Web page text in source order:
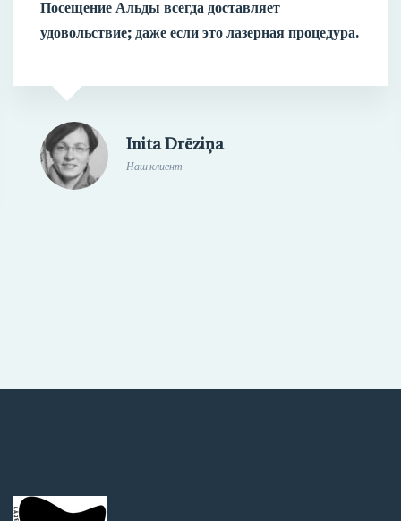
Профессионализму косметолога Иоланты я
доверяю уже несколько лет. Всегда безупречная
расслабляющий массаж!